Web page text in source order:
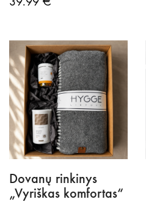
Dovanų rinkinys
„Vyriškas komfortas“